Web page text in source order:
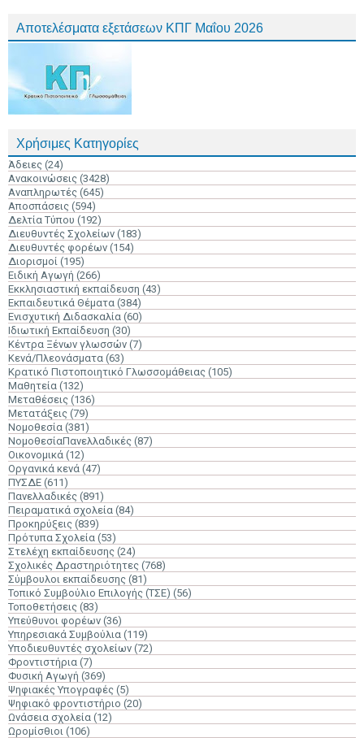
Αποτελέσματα εξετάσεων ΚΠΓ Μαΐου 2026
Χρήσιμες Κατηγορίες
Άδειες (24)
Ανακοινώσεις (3428)
Αναπληρωτές (645)
Αποσπάσεις (594)
Δελτία Τύπου (192)
Διευθυντές Σχολείων (183)
Διευθυντές φορέων (154)
Διορισμοί (195)
Ειδική Αγωγή (266)
Εκκλησιαστική εκπαίδευση (43)
Εκπαιδευτικά Θέματα (384)
Ενισχυτική Διδασκαλία (60)
Ιδιωτική Εκπαίδευση (30)
Κέντρα Ξένων γλωσσών (7)
Κενά/Πλεονάσματα (63)
Κρατικό Πιστοποιητικό Γλωσσομάθειας (105)
Μαθητεία (132)
Μεταθέσεις (136)
Μετατάξεις (79)
Νομοθεσία (381)
ΝομοθεσίαΠανελλαδικές (87)
Οικονομικά (12)
Οργανικά κενά (47)
ΠΥΣΔΕ (611)
Πανελλαδικές (891)
Πειραματικά σχολεία (84)
Προκηρύξεις (839)
Πρότυπα Σχολεία (53)
Στελέχη εκπαίδευσης (24)
Σχολικές Δραστηριότητες (768)
Σύμβουλοι εκπαίδευσης (81)
Τοπικό Συμβούλιο Επιλογής (ΤΣΕ) (56)
Τοποθετήσεις (83)
Υπεύθυνοι φορέων (36)
Υπηρεσιακά Συμβούλια (119)
Υποδιευθυντές σχολείων (72)
Φροντιστήρια (7)
Φυσική Αγωγή (369)
Ψηφιακές Υπογραφές (5)
Ψηφιακό φροντιστήριο (20)
Ωνάσεια σχολεία (12)
Ωρομίσθιοι (106)